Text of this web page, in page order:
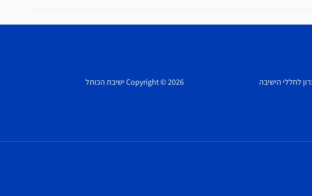
לחללי הישיבה
Copyright © 2026 ישיבת הכותל